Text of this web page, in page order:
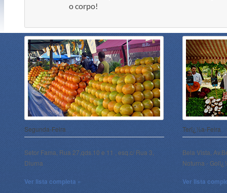
o corpo!
Segunda-Feira
Setor Fama, Rua 27,qds.10 e 11 , esq.c/ Rua 3,
Diurna
Ver lista completa »
Terï¿½a-Feira
Bela Vista,
Noturna -
Ver lista